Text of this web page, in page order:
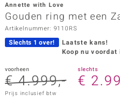
Vogue
in Italy
Paraíso
Annette with Love
Gouden ring met een
Artikelnummer: 9110RS
Slechts 1 over!
Laatste kans!
Koop nu
voorheen
€ 4.999,-
slechts
€
Prijs inclusief btw